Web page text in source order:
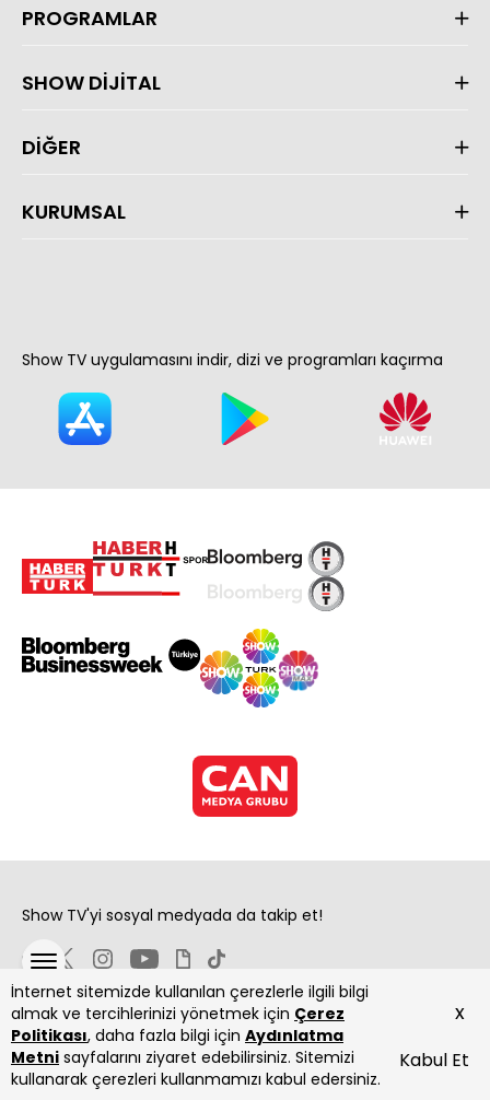
İnternet sitemizde kullanılan çerezlerle ilgili bilgi
almak ve tercihlerinizi yönetmek için Çerez
Politikası, daha fazla bilgi için Aydınlatma
Metni sayfalarını ziyaret edebilirsiniz. Sitemizi
kullanarak çerezleri kullanmamızı kabul edersiniz.
Kabul Et
x
PROGRAMLAR
SHOW DİJİTAL
DİĞER
KURUMSAL
Show TV uygulamasını indir, dizi ve programları kaçırma
Show TV'yi sosyal medyada da takip et!
Copyright 2026 Show Televizyon Yayıncılık A.Ş.